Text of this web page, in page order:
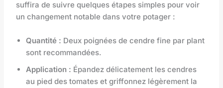
suffira de suivre quelques étapes simples pour voir
un changement notable dans votre potager :
Quantité : Deux poignées de cendre fine par plant
sont recommandées.
Application : Épandez délicatement les cendres
au pied des tomates et griffonnez légèrement la